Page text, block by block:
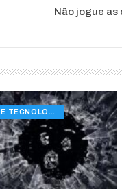
Não jogue
CIÊNCIA E TECNOLOGIA